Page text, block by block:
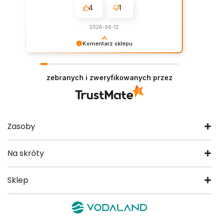
Komentarz sklepu
Państwa realizacji.
4 1
2026-06-12
zebranych i zweryfikowanych przez
Zasoby
Na skróty
Sklep